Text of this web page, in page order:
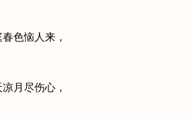
色恼人来，
月尽伤心，